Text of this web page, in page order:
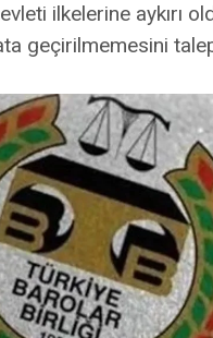
ilkelerine aykırı
geçirilmemesini